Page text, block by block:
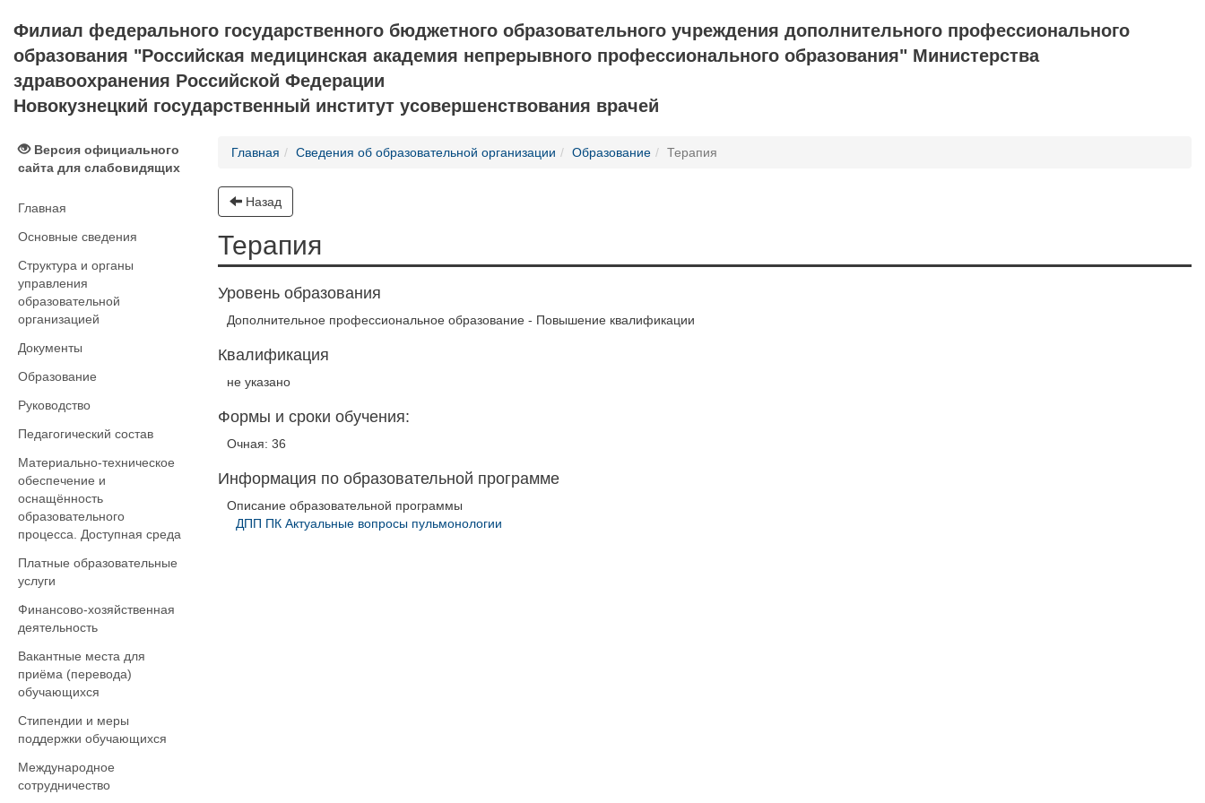
Филиал федерального государственного бюджетного образовательного учреждения дополнительного профессионального
образования "Российская медицинская академия непрерывного профессионального образования" Министерства
здравоохранения Российской Федерации
Новокузнецкий государственный институт усовершенствования врачей
Версия официального
сайта для слабовидящих
Главная
Основные сведения
Структура и органы
управления
образовательной
организацией
Документы
Образование
Руководство
Педагогический состав
Материально-техническое
обеспечение и
оснащённость
образовательного
процесса. Доступная среда
Платные образовательные
услуги
Финансово-хозяйственная
деятельность
Вакантные места для
приёма (перевода)
обучающихся
Стипендии и меры
поддержки обучающихся
Международное
сотрудничество
Главная Сведения об образовательной организации Образование Терапия
Назад
Терапия
Уровень образования
Дополнительное профессиональное образование - Повышение квалификации
Квалификация
не указано
Формы и сроки обучения:
Очная: 36
Информация по образовательной программе
Описание образовательной программы
ДПП ПК Актуальные вопросы пульмонологии